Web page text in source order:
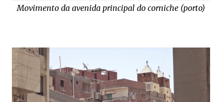
Movimento da avenida principal do corniche (porto)